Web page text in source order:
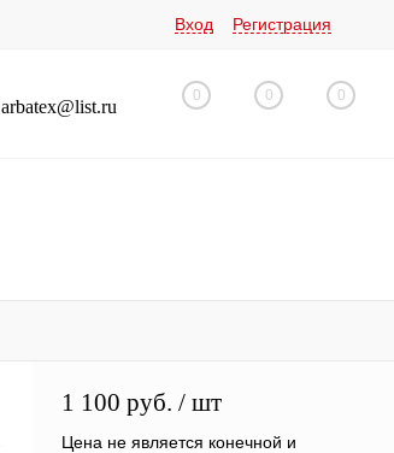
Вход Регистрация
arbatex@list.ru
0 0 0
1 100 руб. / шт
Цена не является конечной и